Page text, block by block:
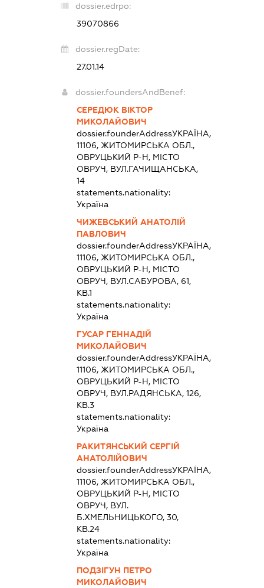
dossier.edrpo:
39070866
dossier.regDate:
27.01.14
dossier.foundersAndBenef:
СЕРЕДЮК ВІКТОР
МИКОЛАЙОВИЧ
dossier.founderAddressУКРАЇНА,
11106, ЖИТОМИРСЬКА ОБЛ.,
ОВРУЦЬКИЙ Р-Н, МІСТО
ОВРУЧ, ВУЛ.ГАЧИЩАНСЬКА,
14
statements.nationality:
Україна
ЧИЖЕВСЬКИЙ АНАТОЛІЙ
ПАВЛОВИЧ
dossier.founderAddressУКРАЇНА,
11106, ЖИТОМИРСЬКА ОБЛ.,
ОВРУЦЬКИЙ Р-Н, МІСТО
ОВРУЧ, ВУЛ.САБУРОВА, 61,
КВ.1
statements.nationality:
Україна
ГУСАР ГЕННАДІЙ
МИКОЛАЙОВИЧ
dossier.founderAddressУКРАЇНА,
11106, ЖИТОМИРСЬКА ОБЛ.,
ОВРУЦЬКИЙ Р-Н, МІСТО
ОВРУЧ, ВУЛ.РАДЯНСЬКА, 126,
КВ.3
statements.nationality:
Україна
РАКИТЯНСЬКИЙ СЕРГІЙ
АНАТОЛІЙОВИЧ
dossier.founderAddressУКРАЇНА,
11106, ЖИТОМИРСЬКА ОБЛ.,
ОВРУЦЬКИЙ Р-Н, МІСТО
ОВРУЧ, ВУЛ.
Б.ХМЕЛЬНИЦЬКОГО, 30,
КВ.24
statements.nationality:
Україна
ПОДЗІГУН ПЕТРО
МИКОЛАЙОВИЧ